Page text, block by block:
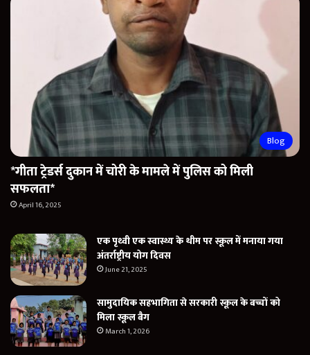
Blog
*गीता ट्रेडर्स दुकान में चोरी के मामले में पुलिस को मिली
सफलता*
April 16, 2025
एक पृथ्वी एक स्वास्थ्य के थीम पर स्कूल में मनाया गया
अंतर्राष्ट्रीय योग दिवस
June 21, 2025
सामुदायिक सहभागिता से सरकारी स्कूल के बच्चों को
मिला स्कूल बैग
March 1, 2026